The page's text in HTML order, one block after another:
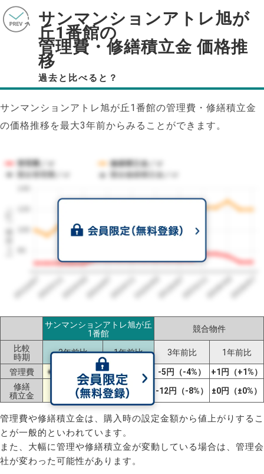
サンマンションアトレ旭が
丘1番館の
管理費・修繕積立金 価格推
移
過去と比べると？
サンマンションアトレ旭が丘1番館の管理費・修繕積立金
の価格推移を最大3年前からみることができます。
1㎡単価（円）
管理費／㎡
修繕積立金／㎡
競合管理費／㎡
競合修繕積立金／㎡
2023/072023/112024/032024/072024/112025/032025/072025/112026/032026/07
サンマンションアトレ旭が丘
1番館
競合物件
比較
時期
3年前比 1年前比 3年前比 1年前比
管理費 +1円（+1%） -3円（-4%） -5円（-4%）
+1円（+1%）
修繕
積立金
+20円
（+20%）
+9円
（+8%）
-12円（-8%） ±0円（±0%）
管理費や修繕積立金は、購入時の設定金額から値上がりするこ
とが一般的といわれています。
また、大幅に管理や修繕積立金が変動している場合は、管理会
社が変わった可能性があります。